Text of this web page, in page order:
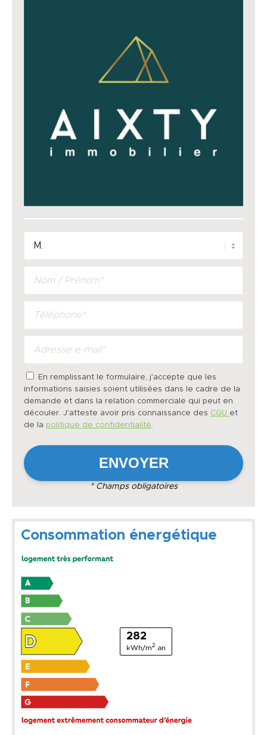
En remplissant le formulaire, j'accepte que les
informations saisies soient utilisées dans le cadre de la
demande et dans la relation commerciale qui peut en
découler. J'atteste avoir pris connaissance des CGU et
de la politique de confidentialité.
* Champs obligatoires
Consommation énergétique
282
kWh/m2 .an